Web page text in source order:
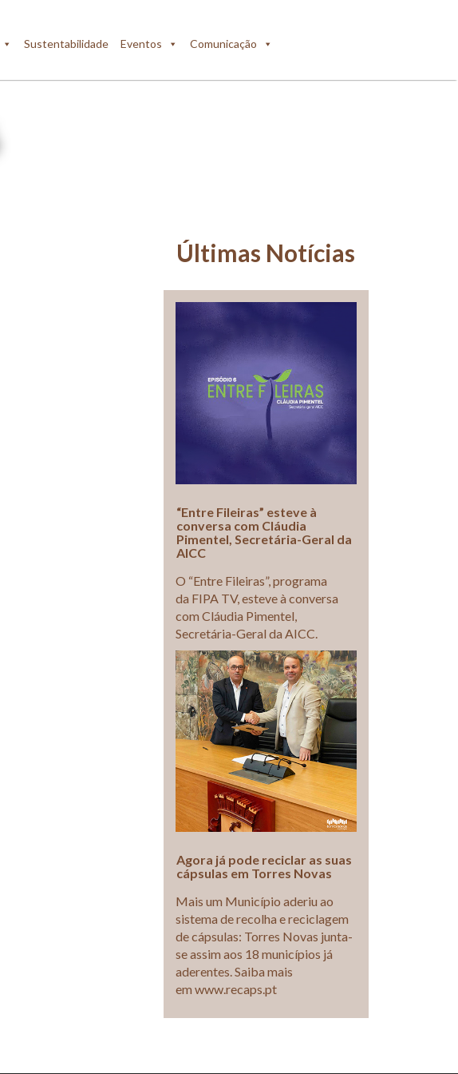
Sustentabilidade Eventos Comunicação
Últimas Notícias
“Entre Fileiras” esteve à
conversa com Cláudia
Pimentel, Secretária-Geral da
AICC
O “Entre Fileiras”, programa
da FIPA TV, esteve à conversa
com Cláudia Pimentel,
Secretária-Geral da AICC.
Agora já pode reciclar as suas
cápsulas em Torres Novas
Mais um Município aderiu ao
sistema de recolha e reciclagem
de cápsulas: Torres Novas junta-
se assim aos 18 municípios já
aderentes. Saiba mais
em www.recaps.pt